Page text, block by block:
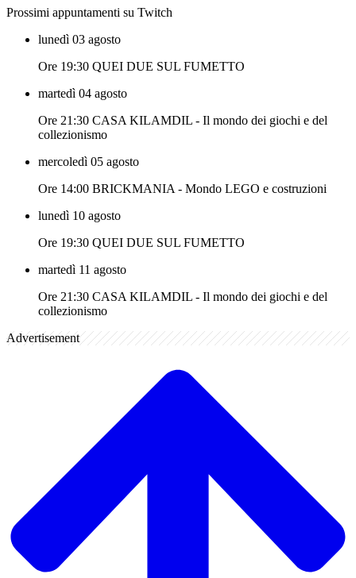
Prossimi appuntamenti su Twitch
lunedì 03 agosto
Ore 19:30 QUEI DUE SUL FUMETTO
martedì 04 agosto
Ore 21:30 CASA KILAMDIL - Il mondo dei giochi e del
collezionismo
mercoledì 05 agosto
Ore 14:00 BRICKMANIA - Mondo LEGO e costruzioni
lunedì 10 agosto
Ore 19:30 QUEI DUE SUL FUMETTO
martedì 11 agosto
Ore 21:30 CASA KILAMDIL - Il mondo dei giochi e del
collezionismo
Advertisement